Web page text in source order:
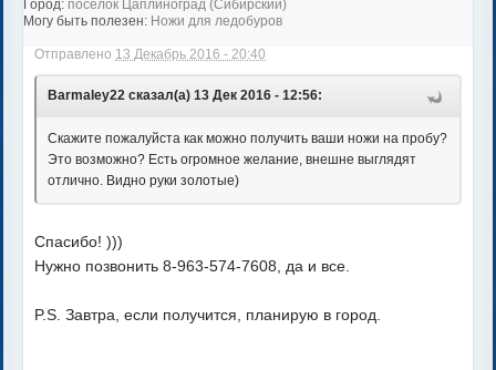
Город: поселок Цаплиноград (Сибирский)
Могу быть полезен: Ножи для ледобуров
Отправлено 13 Декабрь 2016 - 20:40
Barmaley22 сказал(а) 13 Дек 2016 - 12:56:
Скажите пожалуйста как можно получить ваши ножи на пробу?
Это возможно? Есть огромное желание, внешне выглядят
отлично. Видно руки золотые)
Спасибо! )))
Нужно позвонить 8-963-574-7608, да и все.
P.S. Завтра, если получится, планирую в город.